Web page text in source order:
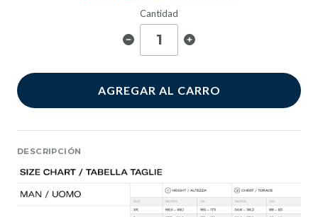
Cantidad
AGREGAR AL CARRO
DESCRIPCIÓN